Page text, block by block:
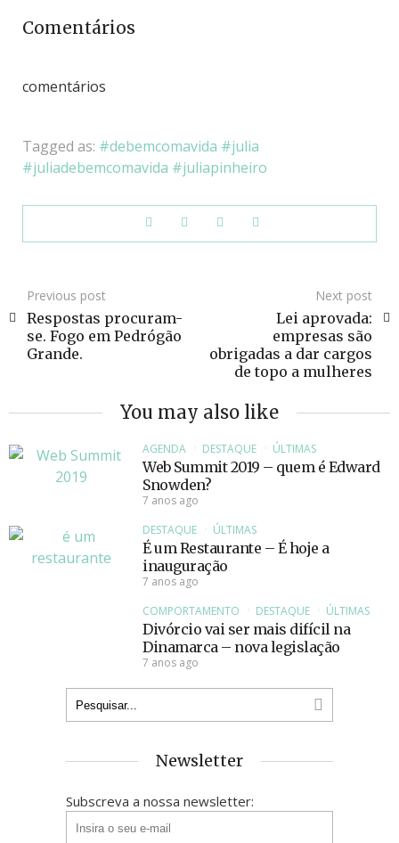
Comentários
comentários
Tagged as: debemcomavida
julia
juliadebemcomavida
juliapinheiro
Previous post
Respostas procuram-
se. Fogo em Pedrógão
Grande.
Next post
Lei aprovada:
empresas são
obrigadas a dar cargos
de topo a mulheres
You may also like
AGENDA DESTAQUE ÚLTIMAS
Web Summit 2019 – quem é Edward
Snowden?
7 anos ago
DESTAQUE
ÚLTIMAS
É um Restaurante – É hoje a
inauguração
7 anos ago
COMPORTAMENTO
DESTAQUE ÚLTIMAS
Divórcio vai ser mais difícil na
Dinamarca – nova legislação
7 anos ago
Newsletter
Subscreva a nossa newsletter: